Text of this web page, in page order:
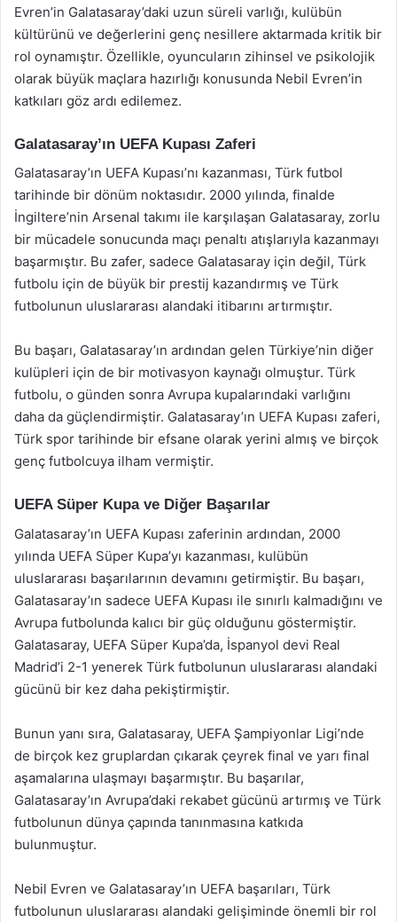
Evren’in Galatasaray’daki uzun süreli varlığı, kulübün
kültürünü ve değerlerini genç nesillere aktarmada kritik bir
rol oynamıştır. Özellikle, oyuncuların zihinsel ve psikolojik
olarak büyük maçlara hazırlığı konusunda Nebil Evren’in
katkıları göz ardı edilemez.
Galatasaray’ın UEFA Kupası Zaferi
Galatasaray’ın UEFA Kupası’nı kazanması, Türk futbol
tarihinde bir dönüm noktasıdır. 2000 yılında, finalde
İngiltere’nin Arsenal takımı ile karşılaşan Galatasaray, zorlu
bir mücadele sonucunda maçı penaltı atışlarıyla kazanmayı
başarmıştır. Bu zafer, sadece Galatasaray için değil, Türk
futbolu için de büyük bir prestij kazandırmış ve Türk
futbolunun uluslararası alandaki itibarını artırmıştır.
Bu başarı, Galatasaray’ın ardından gelen Türkiye’nin diğer
kulüpleri için de bir motivasyon kaynağı olmuştur. Türk
futbolu, o günden sonra Avrupa kupalarındaki varlığını
daha da güçlendirmiştir. Galatasaray’ın UEFA Kupası zaferi,
Türk spor tarihinde bir efsane olarak yerini almış ve birçok
genç futbolcuya ilham vermiştir.
UEFA Süper Kupa ve Diğer Başarılar
Galatasaray’ın UEFA Kupası zaferinin ardından, 2000
yılında UEFA Süper Kupa’yı kazanması, kulübün
uluslararası başarılarının devamını getirmiştir. Bu başarı,
Galatasaray’ın sadece UEFA Kupası ile sınırlı kalmadığını ve
Avrupa futbolunda kalıcı bir güç olduğunu göstermiştir.
Galatasaray, UEFA Süper Kupa’da, İspanyol devi Real
Madrid’i 2-1 yenerek Türk futbolunun uluslararası alandaki
gücünü bir kez daha pekiştirmiştir.
Bunun yanı sıra, Galatasaray, UEFA Şampiyonlar Ligi’nde
de birçok kez gruplardan çıkarak çeyrek final ve yarı final
aşamalarına ulaşmayı başarmıştır. Bu başarılar,
Galatasaray’ın Avrupa’daki rekabet gücünü artırmış ve Türk
futbolunun dünya çapında tanınmasına katkıda
bulunmuştur.
Nebil Evren ve Galatasaray’ın UEFA başarıları, Türk
futbolunun uluslararası alandaki gelişiminde önemli bir rol